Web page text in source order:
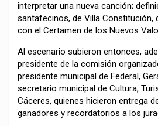
interpretar una nueva canción;
santafecinos, de Villa Constitución,
con el Certamen de los Nuevos
Al escenario subieron entonces,
presidente de la comisión
presidente municipal de Federal,
secretario municipal de Cultura,
Cáceres, quienes hicieron entrega
ganadores y recordatorios a los